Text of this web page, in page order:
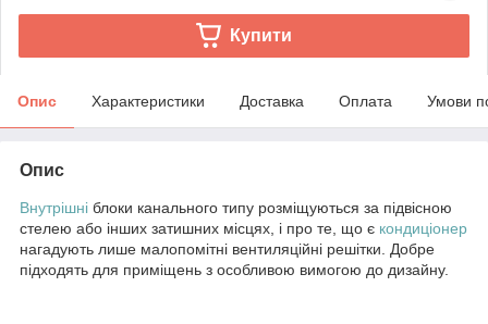
Купити
Опис Характеристики Доставка Оплата Умови
Опис
Внутрішні блоки канального типу розміщуються за підвісною
стелею або інших затишних місцях, і про те, що є кондиціонер
нагадують лише малопомітні вентиляційні решітки. Добре
підходять для приміщень з особливою вимогою до дизайну.